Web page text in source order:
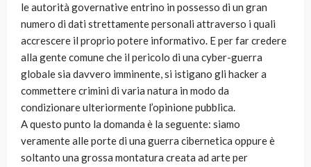
le autorità governative entrino in possesso di un gran
numero di dati strettamente personali attraverso i quali
accrescere il proprio potere informativo. E per far credere
alla gente comune che il pericolo di una cyber-guerra
globale sia davvero imminente, si istigano gli hacker a
commettere crimini di varia natura in modo da
condizionare ulteriormente l’opinione pubblica.
A questo punto la domanda è la seguente: siamo
veramente alle porte di una guerra cibernetica oppure è
soltanto una grossa montatura creata ad arte per